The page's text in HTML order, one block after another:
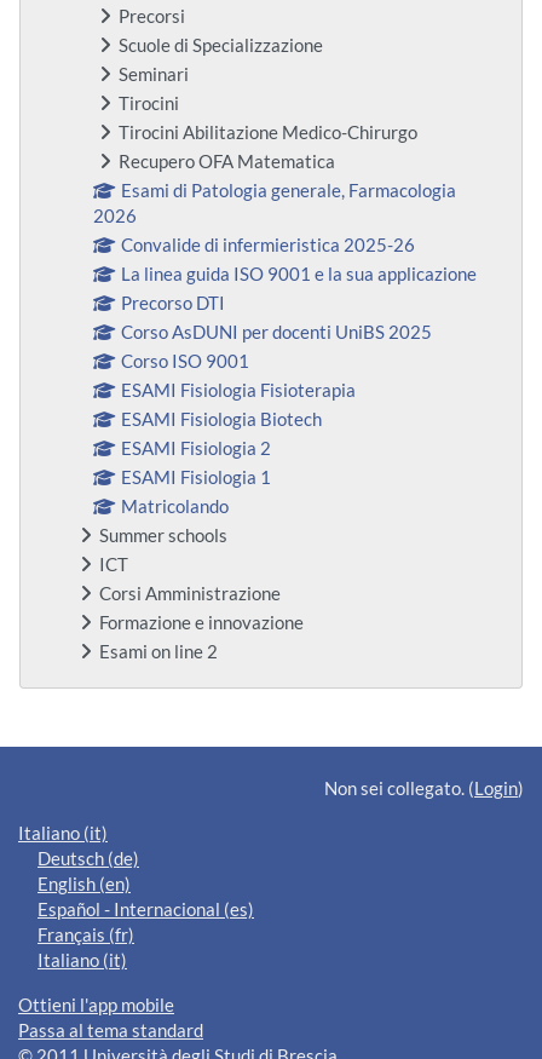
Precorsi
Scuole di Specializzazione
Seminari
Tirocini
Tirocini Abilitazione Medico-Chirurgo
Recupero OFA Matematica
Esami di Patologia generale, Farmacologia
2026
Convalide di infermieristica 2025-26
La linea guida ISO 9001 e la sua applicazione
Precorso DTI
Corso AsDUNI per docenti UniBS 2025
Corso ISO 9001
ESAMI Fisiologia Fisioterapia
ESAMI Fisiologia Biotech
ESAMI Fisiologia 2
ESAMI Fisiologia 1
Matricolando
Summer schools
ICT
Corsi Amministrazione
Formazione e innovazione
Esami on line 2
Blocchi supplementari
Non sei collegato. (Login)
Italiano ‎(it)‎
Deutsch ‎(de)‎
English ‎(en)‎
Español - Internacional ‎(es)‎
Français ‎(fr)‎
Italiano ‎(it)‎
Ottieni l'app mobile
Passa al tema standard